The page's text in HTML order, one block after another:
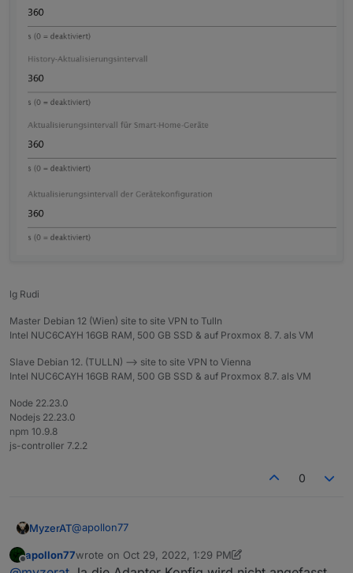
lg Rudi
Master Debian 12 (Wien) site to site VPN to Tulln
Intel NUC6CAYH 16GB RAM, 500 GB SSD & auf Proxmox 8. 7. als VM
Slave Debian 12. (TULLN) --> site to site VPN to Vienna
Intel NUC6CAYH 16GB RAM, 500 GB SSD & auf Proxmox 8.7. als VM
Node 22.23.0
Nodejs 22.23.0
npm 10.9.8
js-controller 7.2.2
0
MyzerAT@apollon77
entweder habe ich es mal wieder übersehen, ich lese
apollon77wrote on Oct 29, 2022, 1:29 PM
last edited by apollon77 Oct 29, 2022, 3:29 PM